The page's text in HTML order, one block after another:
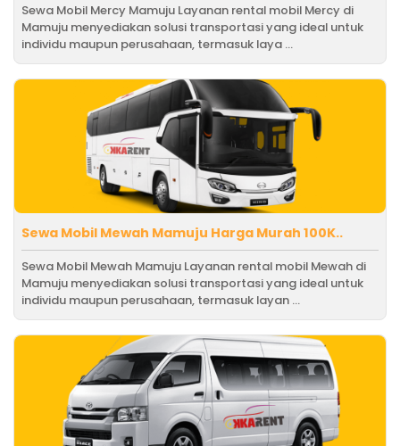
Sewa Mobil Mercy Mamuju Layanan rental mobil Mercy di
Mamuju menyediakan solusi transportasi yang ideal untuk
individu maupun perusahaan, termasuk laya ...
Sewa Mobil Mewah Mamuju Harga Murah 100K..
Sewa Mobil Mewah Mamuju Layanan rental mobil Mewah di
Mamuju menyediakan solusi transportasi yang ideal untuk
individu maupun perusahaan, termasuk layan ...